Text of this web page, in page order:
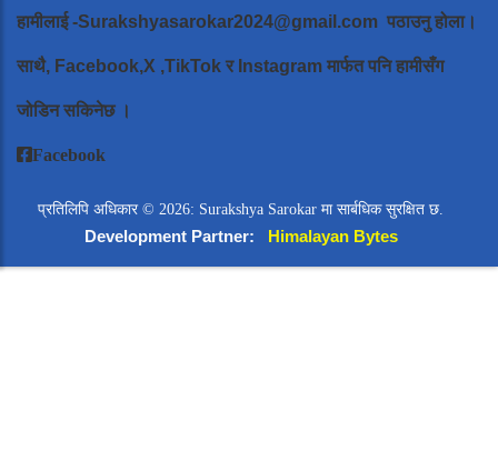
हामीलाई-Surakshyasarokar2024@gmail.com पठाउनु होला।
साथै, Facebook,X ,TikTok र Instagram मार्फत पनि हामीसँग
जोडिन सकिनेछ ।
Facebook
प्रतिलिपि अधिकार © 2026: Surakshya Sarokar मा सार्बधिक सुरक्षित छ.
Development Partner: Himalayan Bytes